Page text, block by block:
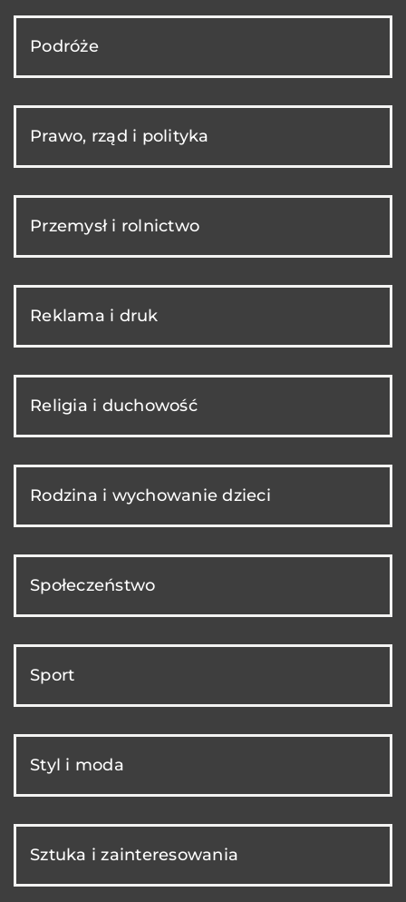
Podróże
Prawo, rząd i polityka
Przemysł i rolnictwo
Reklama i druk
Religia i duchowość
Rodzina i wychowanie dzieci
Społeczeństwo
Sport
Styl i moda
Sztuka i zainteresowania